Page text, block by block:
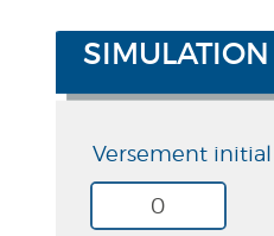
Versement initial